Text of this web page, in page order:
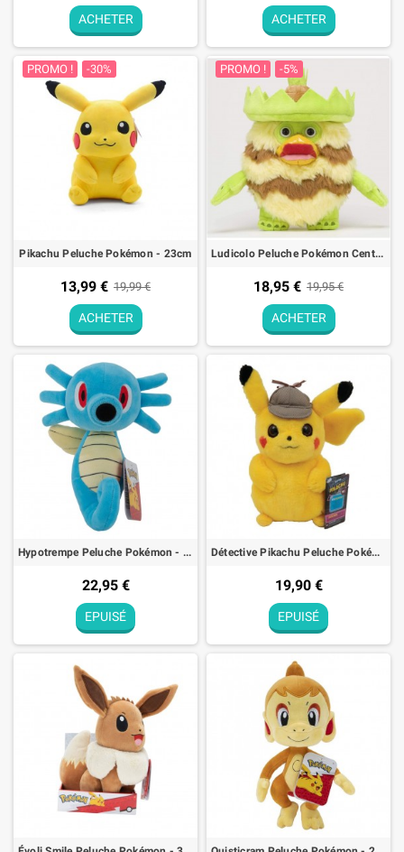
ACHETER ACHETER
PROMO ! -30%
Pikachu Peluche Pokémon - 23cm
13,99 € 19,99 €
ACHETER
PROMO ! -5%
Ludicolo Peluche Pokémon Center Détective Pikachu - 22cm
18,95 € 19,95 €
ACHETER
Hypotrempe Peluche Pokémon - 20cm
22,95 €
EPUISÉ
Détective Pikachu Peluche Pokémon - 20cm
19,90 €
EPUISÉ